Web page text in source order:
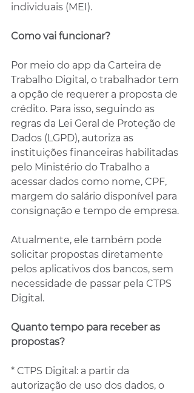
individuais (MEI).
Como vai funcionar?
Por meio do app da Carteira de
Trabalho Digital, o trabalhador tem
a opção de requerer a proposta de
crédito. Para isso, seguindo as
regras da Lei Geral de Proteção de
Dados (LGPD), autoriza as
instituições financeiras habilitadas
pelo Ministério do Trabalho a
acessar dados como nome, CPF,
margem do salário disponível para
consignação e tempo de empresa.
Atualmente, ele também pode
solicitar propostas diretamente
pelos aplicativos dos bancos, sem
necessidade de passar pela CTPS
Digital.
Quanto tempo para receber as
propostas?
* CTPS Digital: a partir da
autorização de uso dos dados, o